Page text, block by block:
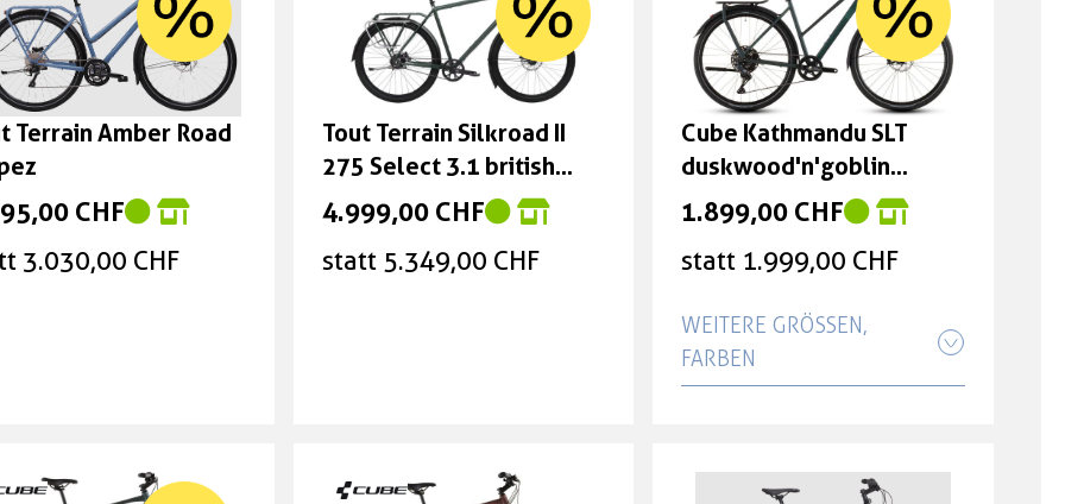
Terrain Amber Road
CHF
3.030,00 CHF
Tout Terrain Silkroad II
275 Select 3.1 british
green Grösse: M
4.999,00 CHF
statt 5.349,00 CHF
Cube Kathmandu SLT
duskwood'n'goblin
Größe: Trapeze 50 cm
1.899,00 CHF
statt 1.999,00 CHF
WEITERE GRÖSSEN, F
ARBEN
Trapeze 46 cm